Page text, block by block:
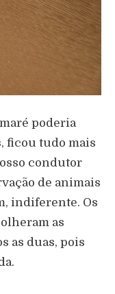
poderia
ficou tudo mais
condutor
de animais
indiferente. Os
as
as duas, pois